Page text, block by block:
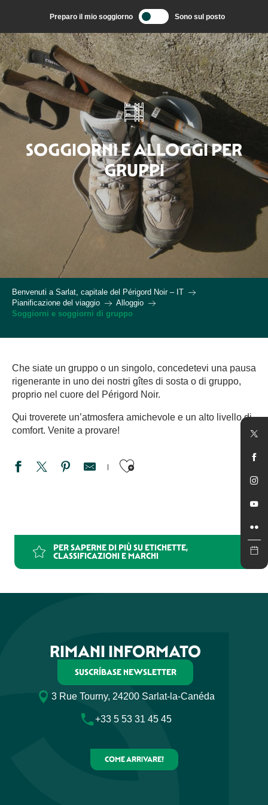
contenu
principal
Preparo il mio soggiorno Sono sul posto
SOGGIORNI E ALLOGGI PER
GRUPPI
Benvenuti a Sarlat, capitale del Périgord Noir – IT
Pianificazione del viaggio
Alloggio
Soggiorni e soggiorni di gruppo
Che siate un gruppo o un singolo, concedetevi una pausa
rigenerante in uno dei nostri gîtes di sosta o di gruppo,
proprio nel cuore del Périgord Noir.
Qui troverete un’atmosfera amichevole e un alto livello di
comfort. Venite a provare!
Ajouter aux
Auberge Collective les Cinq Châteaux
Gîte de groupe Floridorlot
PER SAPERNE DI PIÙ SU ETICHETTE,
CLASSIFICAZIONI E MARCHI
RIMANI INFORMATO
SUSCRÍBASE NEWSLETTER
3 Rue Tourny, 24200 Sarlat-la-Canéda
+33 5 53 31 45 45
COME ARRIVARE?